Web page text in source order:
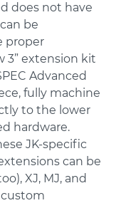
does not have
be
proper
3” extension kit
Advanced
fully machine
to the lower
hardware.
JK-specific
can be
XJ, MJ, and
custom